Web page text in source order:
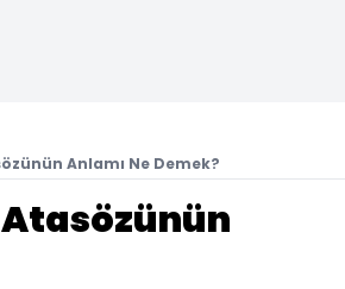
Anlamı Ne Demek?